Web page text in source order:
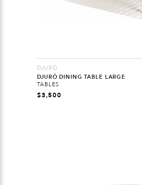
DJURÖ
DJURÖ DINING TABLE LARGE
TABLES
$3,500